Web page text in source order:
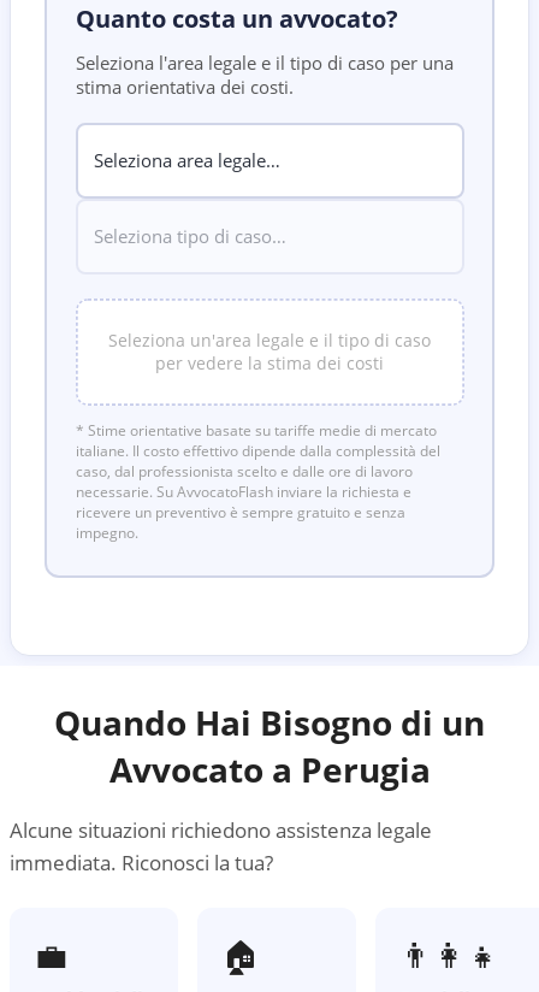
Quanto costa un avvocato?
Seleziona l'area legale e il tipo di caso per una
stima orientativa dei costi.
Seleziona un'area legale e il tipo di caso
per vedere la stima dei costi
* Stime orientative basate su tariffe medie di mercato
italiane. Il costo effettivo dipende dalla complessità del
caso, dal professionista scelto e dalle ore di lavoro
necessarie. Su AvvocatoFlash inviare la richiesta e
ricevere un preventivo è sempre gratuito e senza
impegno.
Quando Hai Bisogno di un
Avvocato a Perugia
Alcune situazioni richiedono assistenza legale
immediata. Riconosci la tua?
💼 🏠 👨‍👩‍👧